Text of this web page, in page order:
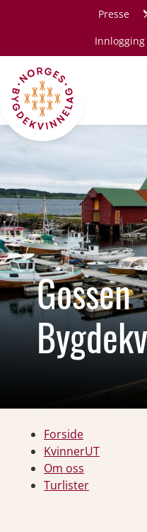
Hopp til hovedinnholdPresse
Gossen
Forside
KvinnerUT
Om oss
Turlister